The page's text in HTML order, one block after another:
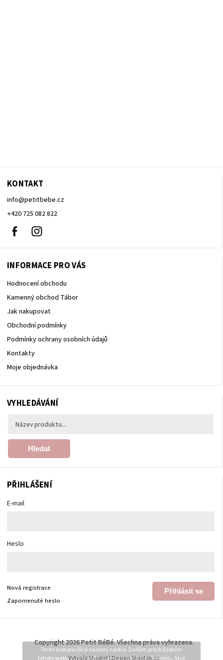
Tento web používá soubory cookie. Dalším procházením
tohoto webu vyjadřujete souhlas s jejich používáním.. Více
KONTAKT
info@petitbebe.cz
+420 725 082 822
Facebook
INFORMACE PRO VÁS
Hodnocení obchodu
Kamenný obchod Tábor
Jak nakupovat
Obchodní podmínky
Podmínky ochrany osobních údajů
Kontakty
Moje objednávka
VYHLEDÁVÁNÍ
Hledat
PŘIHLÁŠENÍ
E-mail
Heslo
Přihlásit se
Nová registrace
Zapomenuté heslo
Copyright 2026Petit BéBé. Všechna práva vyhrazena.
VytvořilShoptet| DesignShoptak.cz